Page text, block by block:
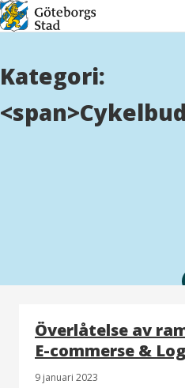
Hoppa
till
Kategori:
Överlåtelse av
E-commerse &
9 januari 2023